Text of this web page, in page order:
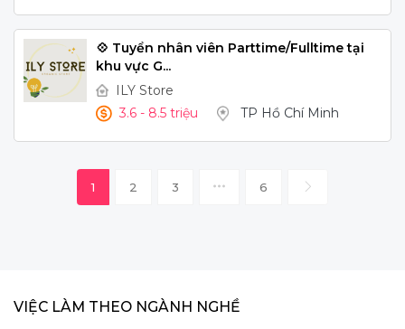
💠 Tuyển nhân viên Parttime/Fulltime tại
khu vực G...
ILY Store
3.6 - 8.5 triệu
TP Hồ Chí Minh
1 2 3 6
VIỆC LÀM THEO NGÀNH NGHỀ